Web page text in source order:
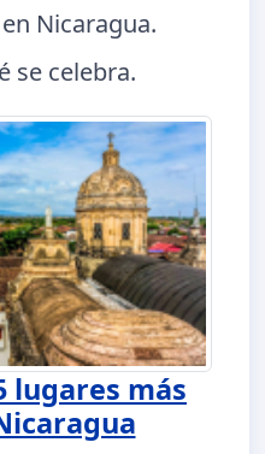
Nicaragua.
se celebra.
lugares más